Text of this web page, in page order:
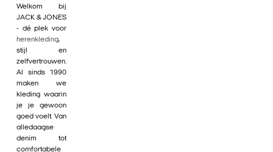
Welkom bij
JACK & JONES
- dé plek voor
herenkleding,
stijl en
zelfvertrouwen.
Al sinds 1990
maken we
kleding waarin
je je gewoon
goed voelt. Van
alledaagse
denim tot
comfortabele